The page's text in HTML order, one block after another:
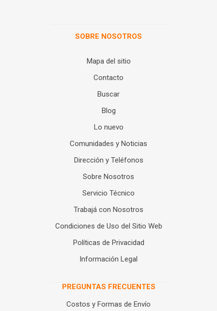
SOBRE NOSOTROS
Mapa del sitio
Contacto
Buscar
Blog
Lo nuevo
Comunidades y Noticias
Dirección y Teléfonos
Sobre Nosotros
Servicio Técnico
Trabajá con Nosotros
Condiciones de Uso del Sitio Web
Políticas de Privacidad
Información Legal
PREGUNTAS FRECUENTES
Costos y Formas de Envío